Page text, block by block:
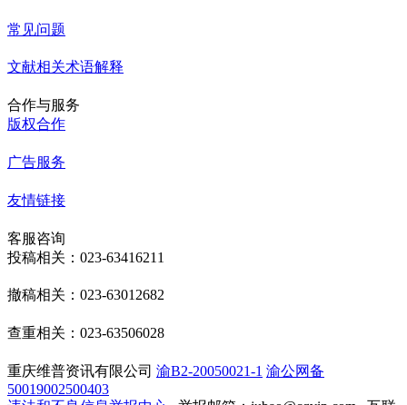
常见问题
文献相关术语解释
合作与服务
版权合作
广告服务
友情链接
客服咨询
投稿相关：023-63416211
撤稿相关：023-63012682
查重相关：023-63506028
重庆维普资讯有限公司 渝B2-20050021-1 渝公网备
50019002500403